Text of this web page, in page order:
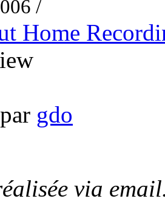
/
Home
gdo
via